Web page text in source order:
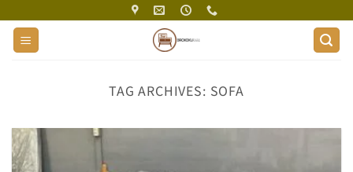
content
TAG ARCHIVES: SOFA